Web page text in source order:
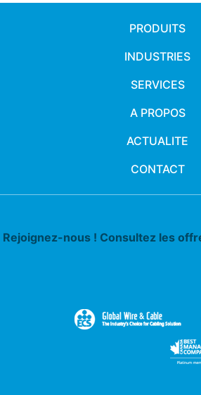
PRODUITS
INDUSTRIES
SERVICES
A PROPOS
ACTUALITE
CONTACT
Rejoignez-nous ! Consultez les